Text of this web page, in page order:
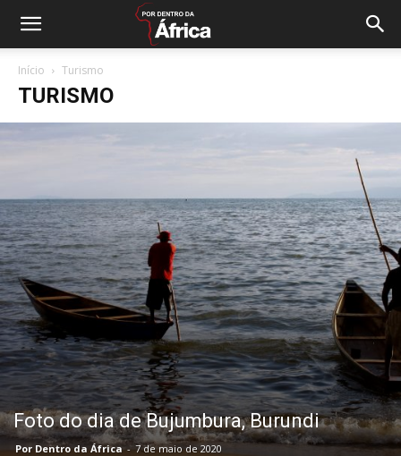
Início Turismo
TURISMO
Foto do dia de Bujumbura, Burundi
Por Dentro da África - 7 de maio de 2020